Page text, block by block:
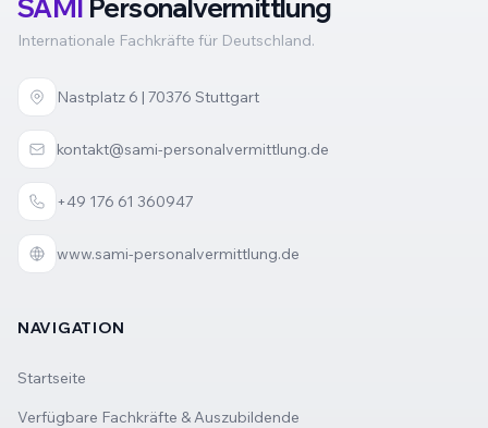
SAMI Personalvermittlung
Internationale Fachkräfte für Deutschland.
Nastplatz 6 | 70376 Stuttgart
kontakt@sami-personalvermittlung.de
+49 176 61 360947
www.sami-personalvermittlung.de
NAVIGATION
Startseite
Verfügbare Fachkräfte & Auszubildende